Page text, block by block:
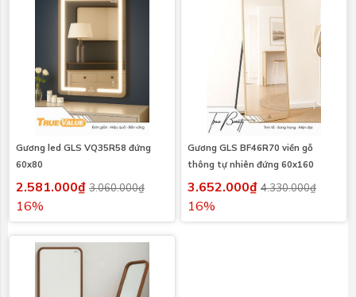
Gương led GLS VQ35R58 đứng
60x80
2.581.000₫ 3.060.000₫
16%
Gương GLS BF46R70 viền gỗ
thông tự nhiên đứng 60x160
3.652.000₫ 4.330.000₫
16%